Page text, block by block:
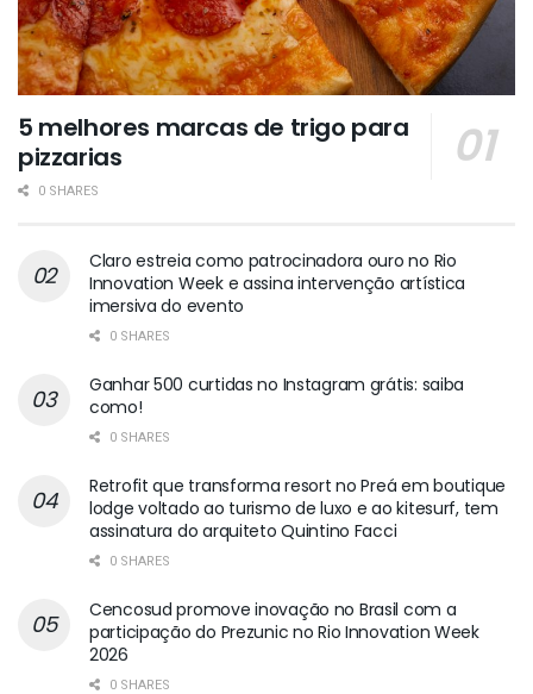
5 melhores marcas de trigo para
pizzarias
0 SHARES
Claro estreia como patrocinadora ouro no Rio
Innovation Week e assina intervenção artística
imersiva do evento
0 SHARES
Ganhar 500 curtidas no Instagram grátis: saiba
como!
0 SHARES
Retrofit que transforma resort no Preá em boutique
lodge voltado ao turismo de luxo e ao kitesurf, tem
assinatura do arquiteto Quintino Facci
0 SHARES
Cencosud promove inovação no Brasil com a
participação do Prezunic no Rio Innovation Week
2026
0 SHARES